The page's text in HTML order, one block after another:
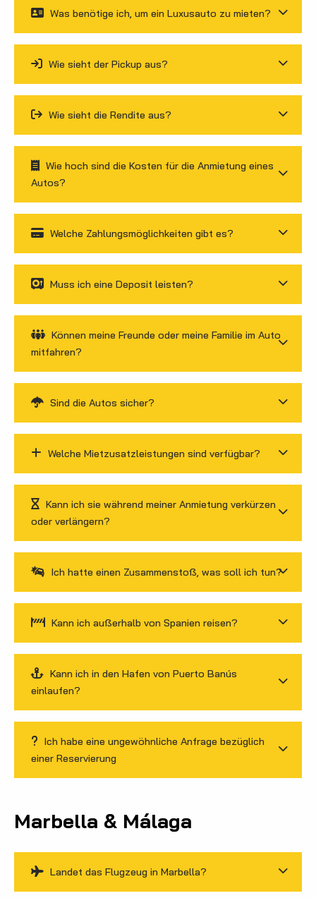
Was benötige ich, um ein Luxusauto zu mieten?
Wie sieht der Pickup aus?
Wie sieht die Rendite aus?
Wie hoch sind die Kosten für die Anmietung eines
Autos?
Welche Zahlungsmöglichkeiten gibt es?
Muss ich eine Deposit leisten?
Können meine Freunde oder meine Familie im Auto
mitfahren?
Sind die Autos sicher?
Welche Mietzusatzleistungen sind verfügbar?
Kann ich sie während meiner Anmietung verkürzen
oder verlängern?
Ich hatte einen Zusammenstoß, was soll ich tun?
Kann ich außerhalb von Spanien reisen?
Kann ich in den Hafen von Puerto Banús
einlaufen?
Ich habe eine ungewöhnliche Anfrage bezüglich
einer Reservierung
Marbella & Málaga
Landet das Flugzeug in Marbella?